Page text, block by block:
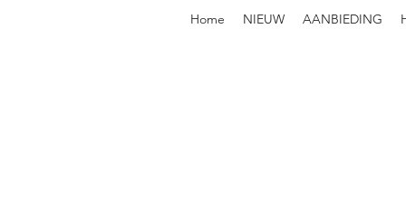
Home NIEUW AANBIEDING